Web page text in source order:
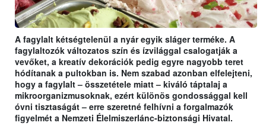
A fagylalt kétségtelenül a nyár egyik sláger terméke. A
fagylaltozók változatos szín és ízvilággal csalogatják a
vevőket, a kreatív dekorációk pedig egyre nagyobb teret
hódítanak a pultokban is. Nem szabad azonban elfelejteni,
hogy a fagylalt – összetétele miatt – kiváló táptalaj a
mikroorganizmusoknak, ezért különös gondossággal kell
óvni tisztaságát – erre szeretné felhívni a forgalmazók
figyelmét a Nemzeti Élelmiszerlánc-biztonsági Hivatal.